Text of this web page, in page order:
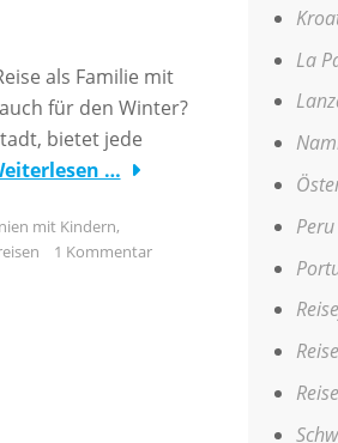
als Familie mit
für den Winter?
bietet jede
…
mit Kindern,
1 Kommentar
La
Peru